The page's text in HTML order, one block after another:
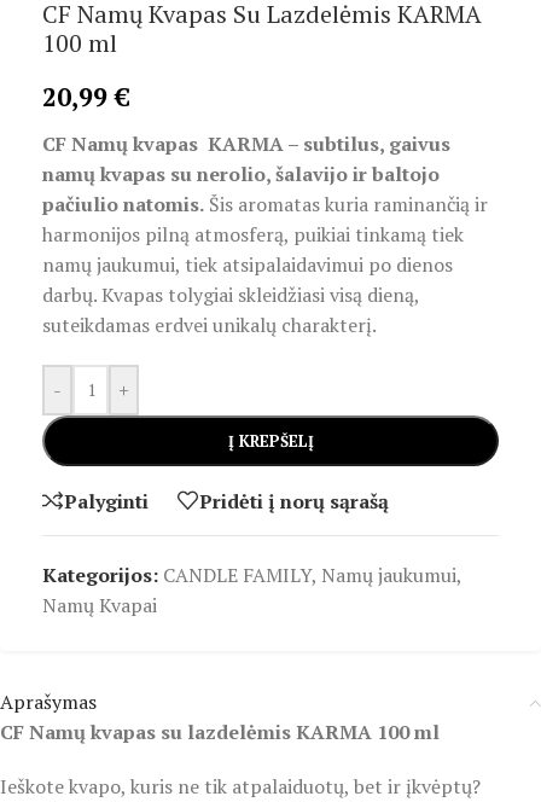
CF Namų Kvapas Su Lazdelėmis KARMA
100 ml
20,99€
CF Namų kvapas KARMA – subtilus, gaivus
namų kvapas su nerolio, šalavijo ir baltojo
pačiulio natomis. Šis aromatas kuria raminančią ir
harmonijos pilną atmosferą, puikiai tinkamą tiek
namų jaukumui, tiek atsipalaidavimui po dienos
darbų. Kvapas tolygiai skleidžiasi visą dieną,
suteikdamas erdvei unikalų charakterį.
- +
Į KREPŠELĮ
Palyginti Pridėti į norų sąrašą
Kategorijos: CANDLE FAMILY, Namų jaukumui,
Namų Kvapai
Aprašymas
CF Namų kvapas su lazdelėmis KARMA 100 ml
Ieškote kvapo, kuris ne tik atpalaiduotų, bet ir įkvėptų?